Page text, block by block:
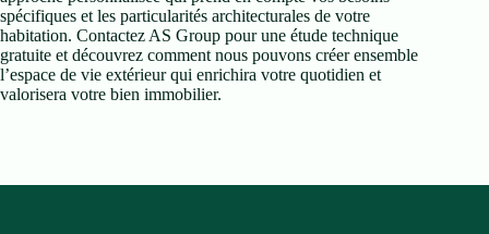
spécifiques et les particularités architecturales de votre
habitation. Contactez AS Group pour une étude technique
gratuite et découvrez comment nous pouvons créer ensemble
l’espace de vie extérieur qui enrichira votre quotidien et
valorisera votre bien immobilier.